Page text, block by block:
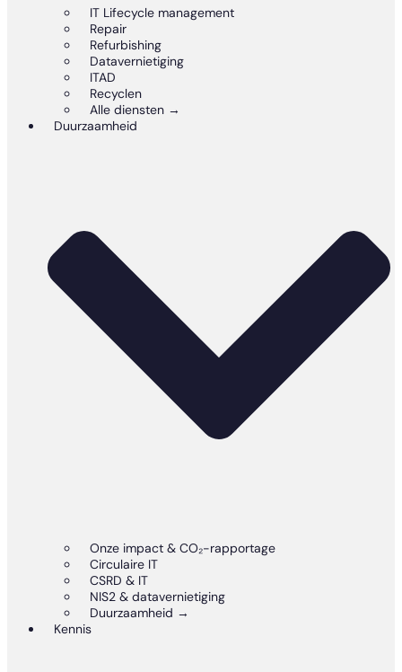
IT Lifecycle management
Repair
Refurbishing
Datavernietiging
ITAD
Recyclen
Alle diensten →
Duurzaamheid
Onze impact & CO₂-rapportage
Circulaire IT
CSRD & IT
NIS2 & datavernietiging
Duurzaamheid →
Kennis